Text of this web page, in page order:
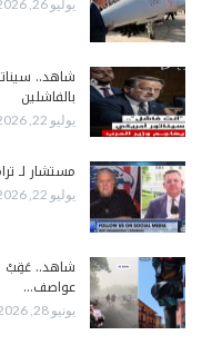
يوليو 26, 2026
شاهد..
بالفاشلين
يوليو 22, 2026
مستشار لـ
يوليو 22, 2026
شاهد.. عَقِبْ
عواصف…
يونيو 28, 2026